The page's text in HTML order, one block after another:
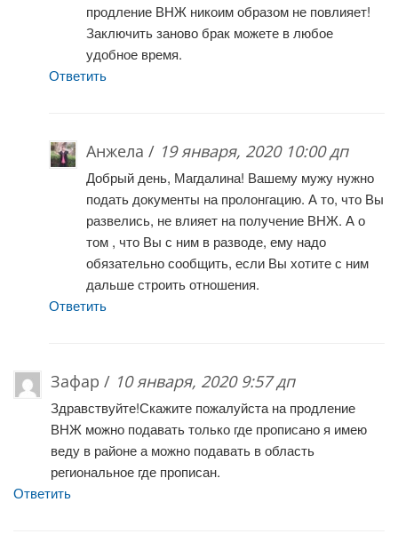
продление ВНЖ никоим образом не повлияет!
Заключить заново брак можете в любое
удобное время.
Ответить
Анжела / 19 января, 2020 10:00 дп
Добрый день, Магдалина! Вашему мужу нужно
подать документы на пролонгацию. А то, что Вы
развелись, не влияет на получение ВНЖ. А о
том , что Вы с ним в разводе, ему надо
обязательно сообщить, если Вы хотите с ним
дальше строить отношения.
Ответить
Зафар / 10 января, 2020 9:57 дп
Здравствуйте!Скажите пожалуйста на продление
ВНЖ можно подавать только где прописано я имею
веду в районе а можно подавать в область
региональное где прописан.
Ответить